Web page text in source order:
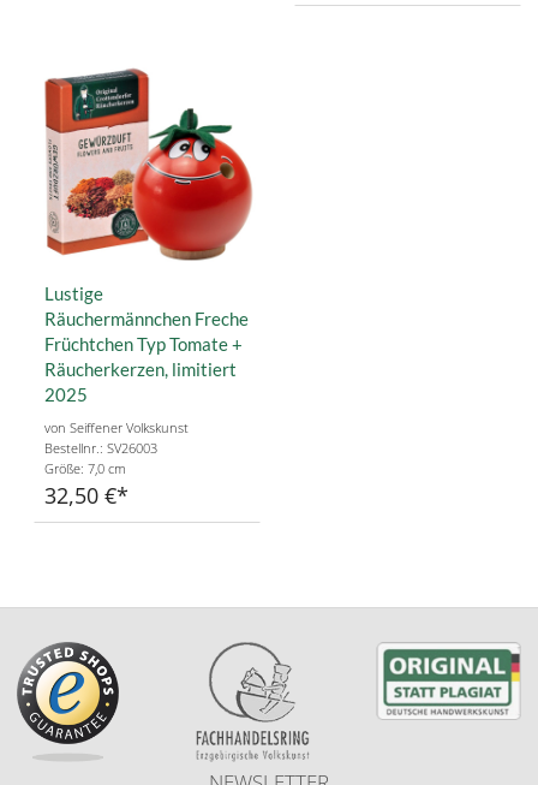
Lustige
Räuchermännchen Freche
Früchtchen Typ Tomate +
Räucherkerzen, limitiert
2025
von Seiffener Volkskunst
Bestellnr.: SV26003
Größe: 7,0 cm
32,50 €